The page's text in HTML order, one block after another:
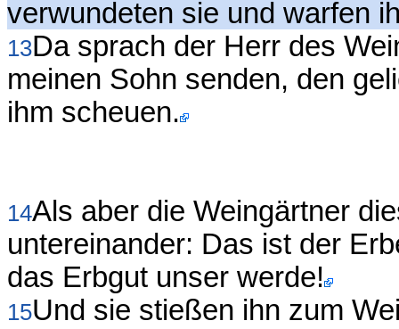
verwundeten sie und warfen
13Da sprach der Herr des
meinen Sohn senden, den
ihm scheuen.
14Als aber die Weingärtner
untereinander: Das ist der
das Erbgut unser werde!
15Und sie stießen ihn zum